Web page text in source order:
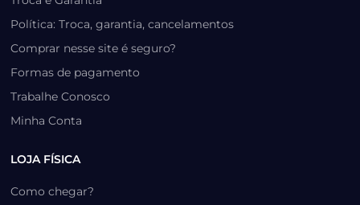
Política: Troca, garantia, cancelamentos
Comprar nesse site é seguro?
Formas de pagamento
Trabalhe Conosco
Minha Conta
LOJA FÍSICA
Como chegar?